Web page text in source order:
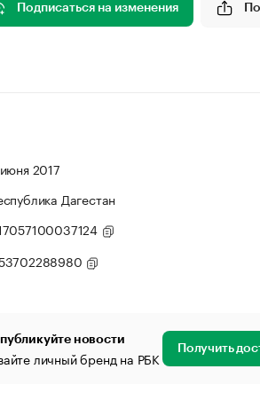
Подписаться на изменения
2017
Дагестан
новости
личный бренд на РБК Получить